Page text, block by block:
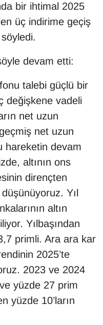
bir ihtimal 2025
üç indirime geçiş
devam etti:
talebi güçlü bir
değişkene vadeli
net uzun
net uzun
hareketin devam
altının ons
dirençten
Yıl
altın
Yılbaşından
primli. Ara ara kar
2025’te
2023 ve 2024
yüzde 27 prim
yüzde 10’ların